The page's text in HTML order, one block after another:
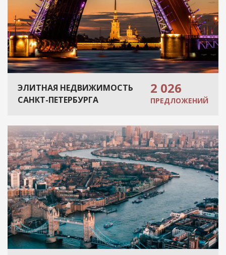
ЭЛИТНАЯ НЕДВИЖИМОСТЬ
САНКТ-ПЕТЕРБУРГА
2 026
ПРЕДЛОЖЕНИЙ